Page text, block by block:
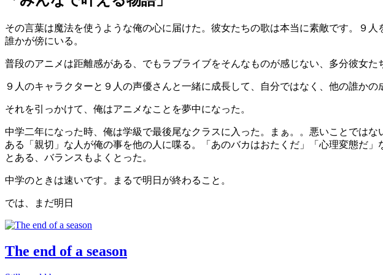
その言葉は魔法を使うような俺の心に届けた。彼女たちの歌は本当に素敵です。９
誰かが傍にいる。
普段のアニメは距離感がある、でもラブライブをそんなものが感じない、多分彼女
９人のキャラクターと９人の声優さんと一緒に成長して、自分ではなく、他の誰か
それを引っかけて、俺はアニメなことを夢中になった。
中学二年になった時、俺は学級で最後尾なクラスに入った。まぁ。。悪いことでは
ある「親切」な人が俺の事を他の人に喋る。「あのバカはおたくだ」「心理変態だ
とある、バランスもよくとった。
中学のときは速いです。まるで明日が終わること。
では、まだ明日
The end of a season